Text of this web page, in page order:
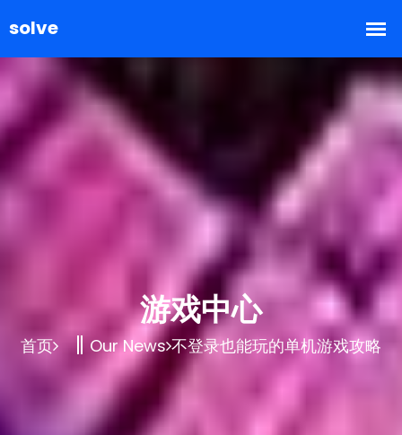
游戏中心
首页 Our News 不登录也能玩的单机游戏攻略